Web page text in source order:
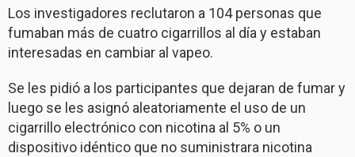
Los investigadores reclutaron a 104 personas que
fumaban más de cuatro cigarrillos al día y estaban
interesadas en cambiar al vapeo.
Se les pidió a los participantes que dejaran de fumar y
luego se les asignó aleatoriamente el uso de un
cigarrillo electrónico con nicotina al 5% o un
dispositivo idéntico que no suministrara nicotina